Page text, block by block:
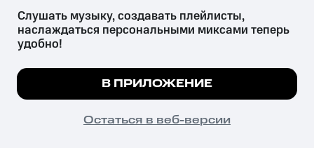
психотропных веществ, их аналогов причиняет вред здоровью,
их незаконный оборот запрещён и влечёт установленную
законодательством ответственность.
© 2026 ООО «КИОН».
Все права защищены
Мы используем куки, чтобы на сайте все
Подробнее
ПОНЯТНО
Слушать музыку, создавать плейлисты,
наслаждаться персональными миксами теперь
удобно!
В ПРИЛОЖЕНИЕ
Остаться в веб-версии